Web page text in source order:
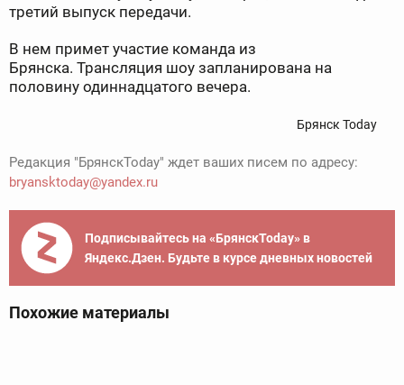
третий выпуск передачи.
В нем примет участие команда из
Брянска. Трансляция шоу запланирована на
половину одиннадцатого вечера.
Брянск Today
Редакция "БрянскToday" ждет ваших писем по адресу:
bryansktoday@yandex.ru
Подписывайтесь на «БрянскToday» в
Яндекс.Дзен. Будьте в курсе дневных новостей
Похожие материалы